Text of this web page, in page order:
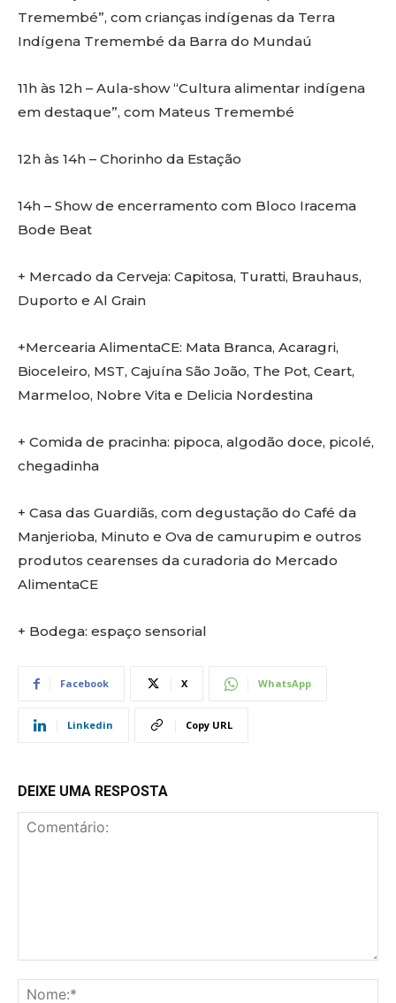
Tremembé”, com crianças indígenas da Terra
Indígena Tremembé da Barra do Mundaú
11h às 12h – Aula-show “Cultura alimentar indígena
em destaque”, com Mateus Tremembé
12h às 14h – Chorinho da Estação
14h – Show de encerramento com Bloco Iracema
Bode Beat
+ Mercado da Cerveja: Capitosa, Turatti, Brauhaus,
Duporto e Al Grain
+Mercearia AlimentaCE: Mata Branca, Acaragri,
Bioceleiro, MST, Cajuína São João, The Pot, Ceart,
Marmeloo, Nobre Vita e Delicia Nordestina
+ Comida de pracinha: pipoca, algodão doce, picolé,
chegadinha
+ Casa das Guardiãs, com degustação do Café da
Manjerioba, Minuto e Ova de camurupim e outros
produtos cearenses da curadoria do Mercado
AlimentaCE
+ Bodega: espaço sensorial
Facebook X WhatsApp
Linkedin Copy URL
DEIXE UMA RESPOSTA